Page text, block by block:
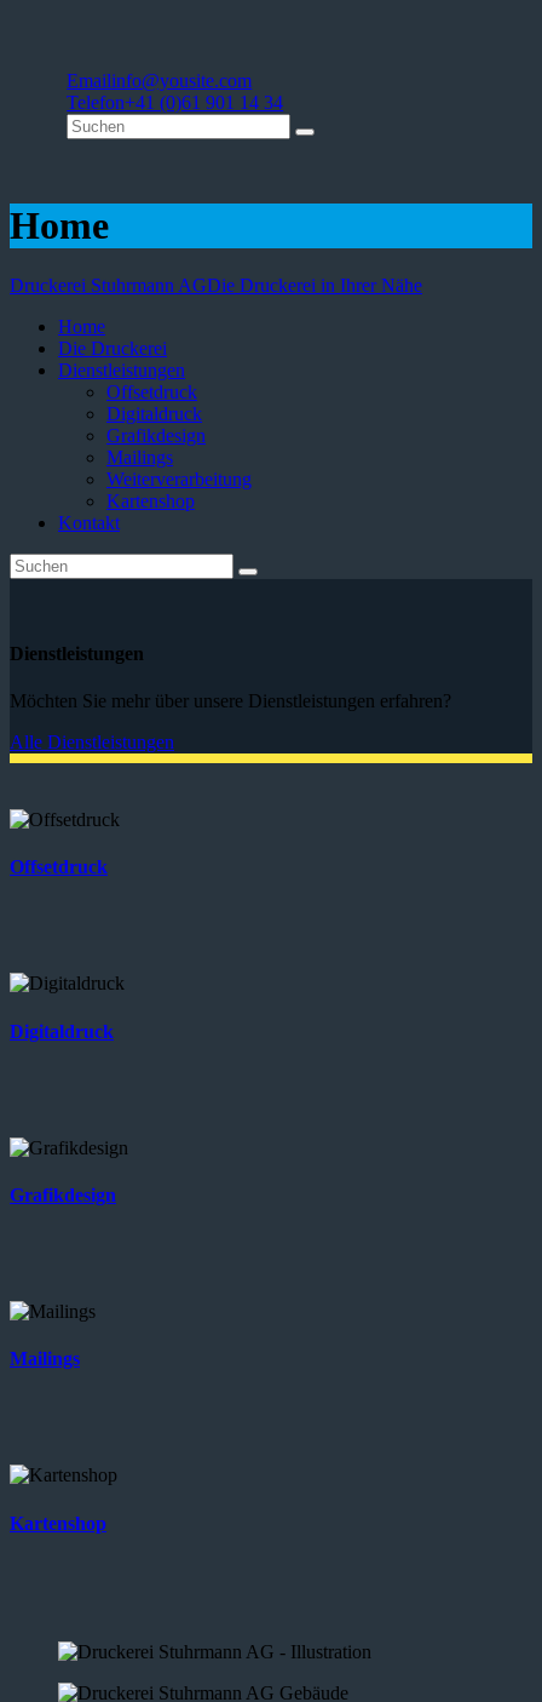
Emailinfo@yousite.com
Telefon+41 (0)61 901 14 34
Home
Druckerei Stuhrmann AGDie Druckerei in Ihrer Nähe
Home
Die Druckerei
Dienstleistungen
Offsetdruck
Digitaldruck
Grafikdesign
Mailings
Weiterverarbeitung
Kartenshop
Kontakt
Dienstleistungen
Möchten Sie mehr über unsere Dienstleistungen erfahren?
Alle Dienstleistungen
Offsetdruck
Digitaldruck
Grafikdesign
Mailings
Kartenshop